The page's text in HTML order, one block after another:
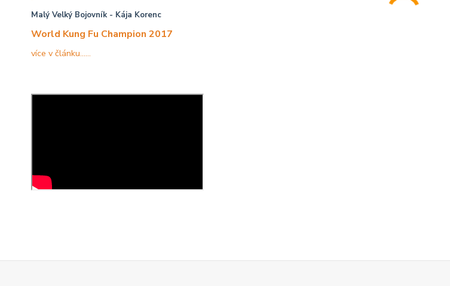
Malý Velký Bojovník- Kája Korenc
World Kung Fu Champion 2017
více v článku......